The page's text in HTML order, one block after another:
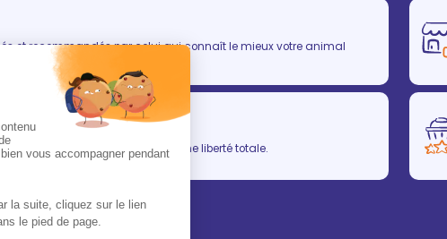
et recommandés par celui qui connaît le mieux votre animal
! ) : votre vétérinaire.
quotidien, tout en gardant une liberté totale.